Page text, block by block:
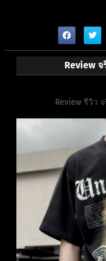
Review
Review รีวิว